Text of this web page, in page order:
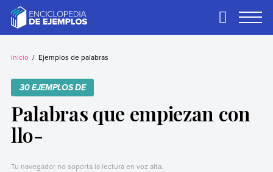
contentEjemplos
Necesitas ejemplos.
Primary
Inicio Ejemplos de palabras
30 EJEMPLOS DE
Palabras que empiezan con
llo-
Tu navegador no soporta la lectura en voz alta.